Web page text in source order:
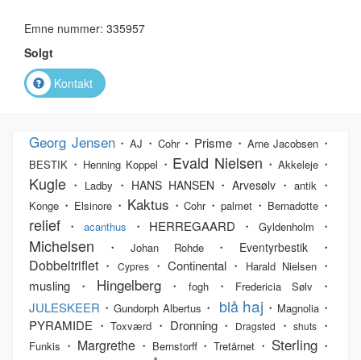
Emne nummer: 335957
Solgt
Kontakt
Georg Jensen・AJ ・ Cohr・Prisme・ Arne Jacobsen ・
BESTIK ・ Henning Koppel ・ Evald Nielsen ・Akkeleje ・
Kugle ・ Ladby ・ HANS HANSEN ・Arvesølv ・antik ・
Konge ・ Elsinore・ Kaktus ・Cohr・palmet ・ Bernadotte ・
relief ・ acanthus ・HERREGAARD・Gyldenholm ・
Michelsen ・ Johan Rohde・ Eventyrbestik ・
Dobbeltriflet ・ Cypres・Continental・ Harald Nielsen・
musling・ Hingelberg ・ fogh・ Fredericia Sølv・
JULESKEER ・ Gundorph Albertus ・ blå haj ・ Magnolia ・
PYRAMIDE・Toxværd ・Dronning・ Dragsted ・shuts ・
Funkis ・ Margrethe・ Bernstorff・Tretårnet ・ Sterling ・